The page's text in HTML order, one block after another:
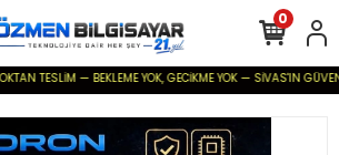
— BEKLEME YOK, GECİKME YOK — SİVAS'IN GÜVENİLİR
0